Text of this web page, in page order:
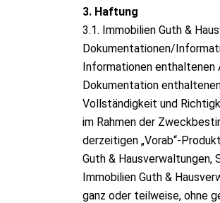
3. Haftung
3.1. Immobilien Guth &
Dokumentationen/
Informationen enthaltenen
Dokumentation
Vollständigkeit und
im Rahmen der
derzeitigen „Vorab“-
Guth & Hausverwaltungen,
Immobilien Guth &
ganz oder teilweise, ohne